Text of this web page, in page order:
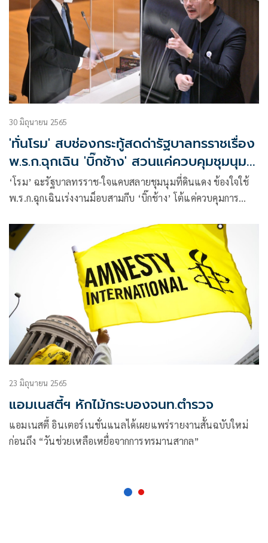
30 มิถุนายน 2565
'ทั่นโรม' สบช่องกระทู้สดด่ารัฐบาลทรราชเรื่อง
พ.ร.ก.ฉุกเฉิน 'บิ๊กช้าง' สวนแค่ควบคุมชุมนุม
ไม่ใช่สลาย
‘โรม’ ฉะรัฐบาลทรราช-ใจแคบสลายชุมนุมที่ดินแดง ข้องใจใช้
พ.ร.ก.ฉุกเฉินเร่งงานม็อบสามกีบ ‘บิ๊กช้าง’ โต้แค่ควบคุมการ
23 มิถุนายน 2565
แอมเนสตี้ฯ หักไม้กระบองจนท.ตำรวจ
แอมเนสตี้ อินเตอร์เนชั่นแนลได้เผยแพร่รายงานสั้นฉบับใหม่
ก่อนถึง “วันช่วยเหลือเหยื่อจากการทรมานสากล”